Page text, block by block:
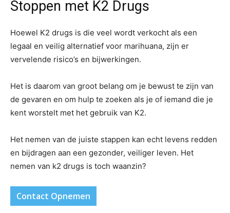
Stoppen met K2 Drugs
Hoewel K2 drugs is die veel wordt verkocht als een
legaal en veilig alternatief voor marihuana, zijn er
vervelende risico’s en bijwerkingen.
Het is daarom van groot belang om je bewust te zijn van
de gevaren en om hulp te zoeken als je of iemand die je
kent worstelt met het gebruik van K2.
Het nemen van de juiste stappen kan echt levens redden
en bijdragen aan een gezonder, veiliger leven. Het
nemen van k2 drugs is toch waanzin?
Contact Opnemen